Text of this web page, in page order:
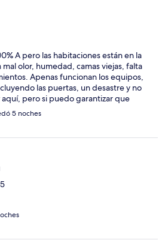
A pero las habitaciones están en la
olor, humedad, camas viejas, falta
Apenas funcionan los equipos,
las puertas, un desastre y no
pero si puedo garantizar que
todo el personal se mostró
que hicieron más de lo que estuvo
5 noches